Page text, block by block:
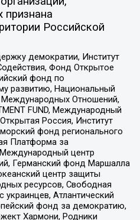
признана
Российской
демократии, Институт
Фонд Открытое
фонд по
развитию, Национальный
Международных Отношений,
FUND, Международный
Россия, Институт
фонд регионального
Платформа за
центр
Германский фонд Маршалла
центр защиты
ресурсов, Свободная
Атлантический
фонд за демократию,
Хармони, Родники